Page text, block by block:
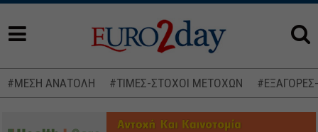
#ΜΕΣΗ ΑΝΑΤΟΛΗ #ΤΙΜΕΣ-ΣΤΟΧΟΙ ΜΕΤΟΧΩΝ